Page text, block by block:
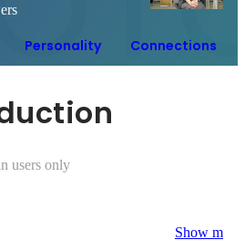
Personality Connections
users only
Show more